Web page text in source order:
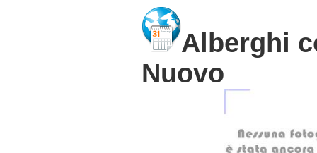
Alberghi
Nuovo